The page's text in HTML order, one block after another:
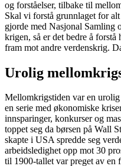
og forståelser, tilbake til
Skal vi forstå grunnlaget for
gjorde med Nasjonal Samling
krigen, så er det bedre å forstå
fram mot andre verdenskrig.
Urolig
Mellomkrigstiden var en
en serie med økonomiske
innsparinger, konkurser og
toppet seg da børsen på Wall
skapte i USA spredde seg
arbeidsledighet opp mot 30
til 1900-tallet var preget av en